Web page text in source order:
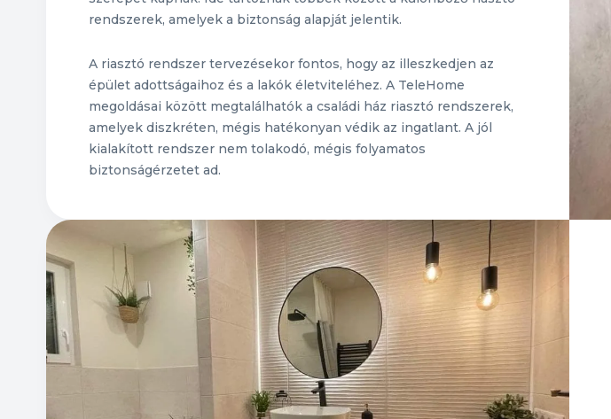
rendszerek, amelyek a biztonság alapját jelentik.
A riasztó rendszer tervezésekor fontos, hogy az illeszkedjen az
épület adottságaihoz és a lakók életviteléhez. A TeleHome
megoldásai között megtalálhatók a családi ház riasztó rendszerek,
amelyek diszkréten, mégis hatékonyan védik az ingatlant. A jól
kialakított rendszer nem tolakodó, mégis folyamatos
biztonságérzetet ad.